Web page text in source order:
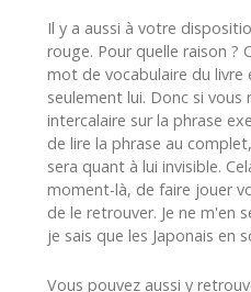
Il y a aussi à votre
rouge. Pour quelle raison ?
mot de vocabulaire du
seulement lui. Donc si
intercalaire sur la phrase
de lire la phrase au
sera quant à lui invisible.
moment-là, de faire jouer
de le retrouver. Je ne m'en
je sais que les Japonais en
Vous pouvez aussi y